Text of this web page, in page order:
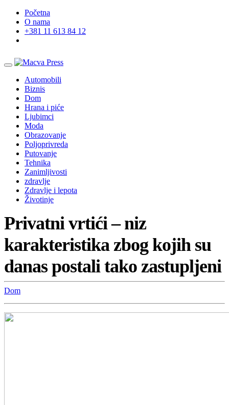
Početna
O nama
+381 11 613 84 12
Automobili
Biznis
Dom
Hrana i piće
Ljubimci
Moda
Obrazovanje
Poljoprivreda
Putovanje
Tehnika
Zanimljivosti
zdravlje
Zdravlje i lepota
Životinje
Privatni vrtići – niz
karakteristika zbog kojih su
danas postali tako zastupljeni
Dom